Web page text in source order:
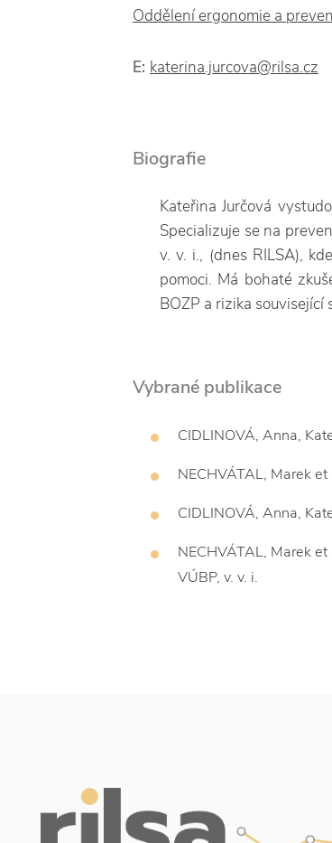
Oddělení ergonomie a
E: katerina.jurcova@rilsa.cz
Biografie
Kateřina Jurčová
Specializuje se na
v. v. i., (dnes RILSA),
pomoci. Má bohaté
BOZP a rizika související
Vybrané publikace
CIDLINOVÁ, Anna,
NECHVÁTAL, Marek
CIDLINOVÁ, Anna,
NECHVÁTAL, Marek
VÚBP, v. v. i.